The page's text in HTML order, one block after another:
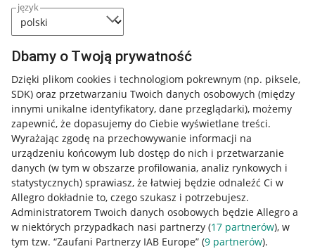
język
Dbamy o Twoją prywatność
Dzięki plikom cookies i technologiom pokrewnym (np. piksele,
SDK) oraz przetwarzaniu Twoich danych osobowych (między
innymi unikalne identyfikatory, dane przeglądarki), możemy
zapewnić, że dopasujemy do Ciebie wyświetlane treści.
Wyrażając zgodę na przechowywanie informacji na
urządzeniu końcowym lub dostęp do nich i przetwarzanie
danych (w tym w obszarze profilowania, analiz rynkowych i
statystycznych) sprawiasz, że łatwiej będzie odnaleźć Ci w
Allegro dokładnie to, czego szukasz i potrzebujesz.
Administratorem Twoich danych osobowych będzie Allegro a
w niektórych przypadkach nasi partnerzy (17 partnerów), w
tym tzw. “Zaufani Partnerzy IAB Europe” (9 partnerów).
Nawigacja
Przydatne informacje